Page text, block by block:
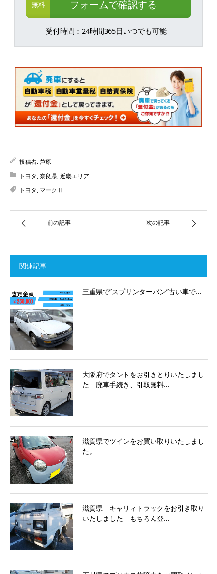
無料 フォームで確認する
受付時間：24時間365日いつでも可能
投稿者:芦原
トヨタ,奈良県,近畿エリア
トヨタ, マークⅡ
前の記事 次の記事
関連記事
三重県で”スプリンターバン”古い車で…
大阪府でタントをお引きとりいたしまし
た 廃車手続き、引取無料…
滋賀県でツインをお買い取りいたしまし
た。
滋賀県 キャリィトラックをお引き取り
いたしました もちろん登…